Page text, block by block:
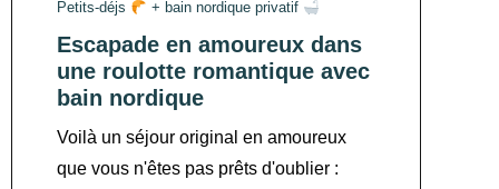
Petits-déjs + bain nordique privatif
Escapade en amoureux dans
une roulotte romantique avec
bain nordique
Voilà un séjour original en amoureux
que vous n'êtes pas prêts d'oublier :